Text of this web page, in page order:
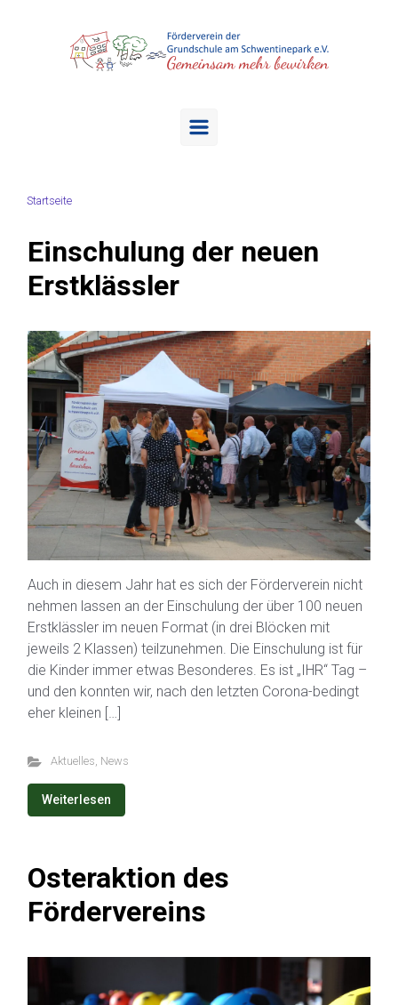
Startseite
Einschulung der neuen
Erstklässler
Auch in diesem Jahr hat es sich der Förderverein nicht
nehmen lassen an der Einschulung der über 100 neuen
Erstklässler im neuen Format (in drei Blöcken mit
jeweils 2 Klassen) teilzunehmen. Die Einschulung ist für
die Kinder immer etwas Besonderes. Es ist „IHR“ Tag –
und den konnten wir, nach den letzten Corona-bedingt
eher kleinen […]
Aktuelles, News
Weiterlesen
Osteraktion des
Fördervereins